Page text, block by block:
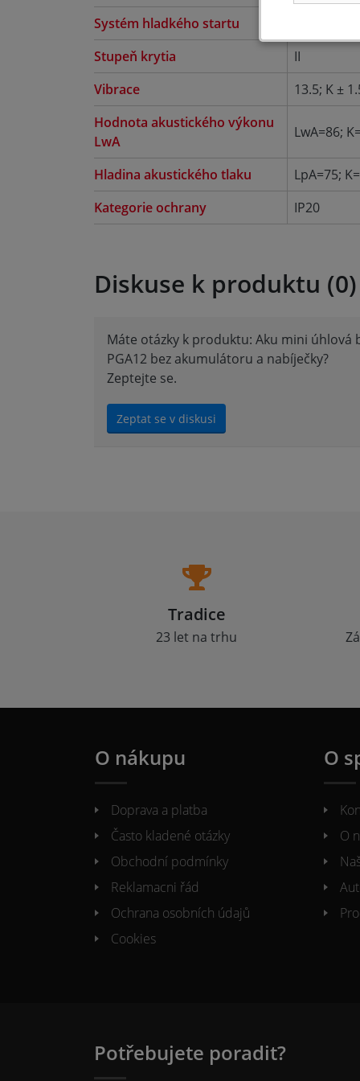
Systém hladkého startu
Stupeň krytia
II
Vibrace
13.5; K ±
Hodnota akustického výkonu
LwA
LwA=86;
Hladina akustického tlaku
LpA=75;
Kategorie ochrany
IP20
Diskuse k produktu (0)
Máte otázky k produktu: Aku mini úhlová
PGA12 bez akumulátoru a nabíječky?
Zeptejte se.
Zeptat se v diskusi
Tradice
23 let na trhu
O nákupu
Doprava a platba
Často kladené otázky
Obchodní podmínky
Reklamacni řád
Ochrana osobních údajů
Cookies
O
O
Potřebujete poradit?